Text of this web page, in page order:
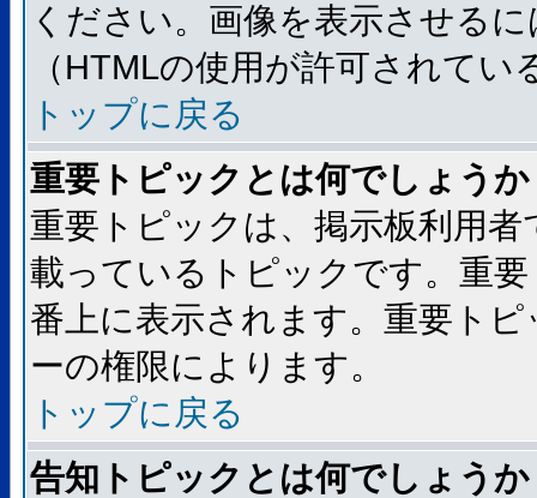
ください。画像を表示させる
（HTMLの使用が許可されて
トップに戻る
重要トピックとは何でしょうか
重要トピックは、掲示板利用
載っているトピックです。重
番上に表示されます。重要ト
ーの権限によります。
トップに戻る
告知トピックとは何でしょうか